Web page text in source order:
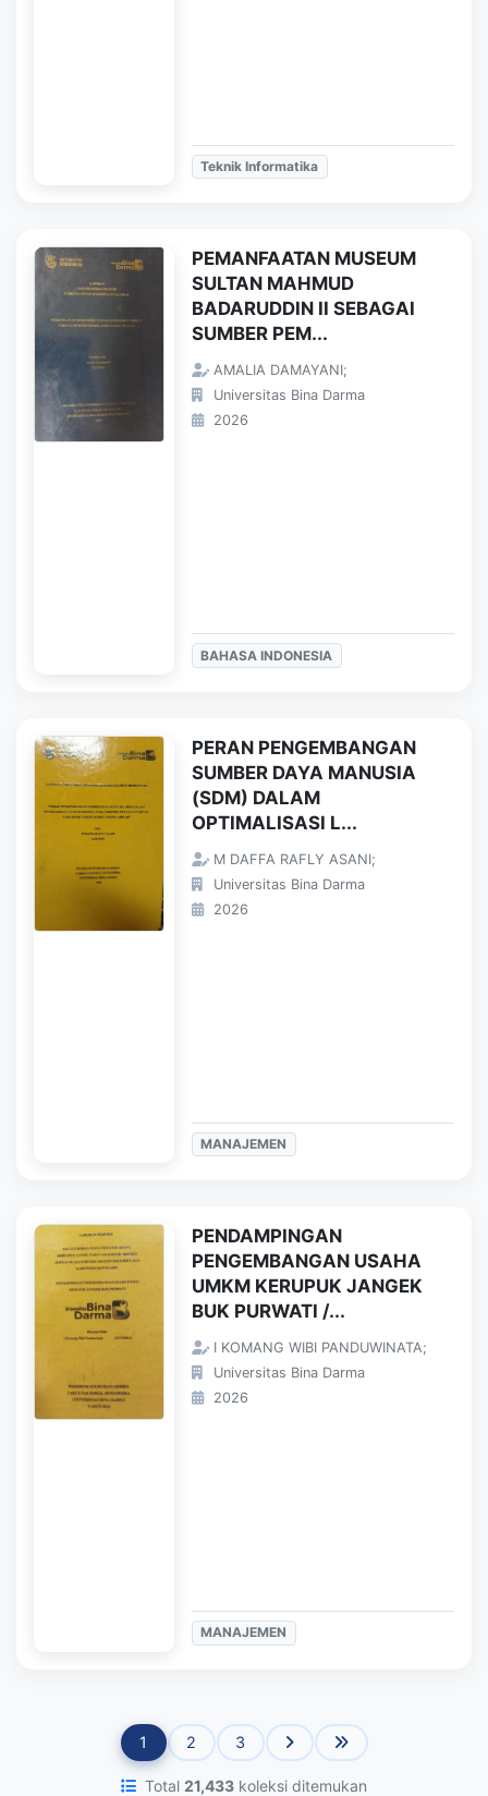
Teknik Informatika
PEMANFAATAN MUSEUM
SULTAN MAHMUD
BADARUDDIN II SEBAGAI
SUMBER PEM...
AMALIA DAMAYANI;
Universitas Bina Darma
2026
BAHASA INDONESIA
PERAN PENGEMBANGAN
SUMBER DAYA MANUSIA
(SDM) DALAM
OPTIMALISASI L...
M DAFFA RAFLY ASANI;
Universitas Bina Darma
2026
MANAJEMEN
PENDAMPINGAN
PENGEMBANGAN USAHA
UMKM KERUPUK JANGEK
BUK PURWATI /...
I KOMANG WIBI PANDUWINATA;
Universitas Bina Darma
2026
MANAJEMEN
1 2 3
Total 21,433 koleksi ditemukan